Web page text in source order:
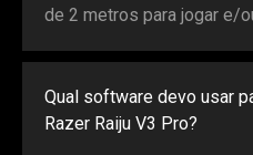
de 2 metros para jogar e/
Qual software devo usar
Razer Raiju V3 Pro?